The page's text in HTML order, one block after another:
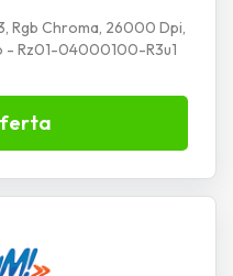
Rgb Chroma, 26000 Dpi,
- Rz01-04000100-R3u1